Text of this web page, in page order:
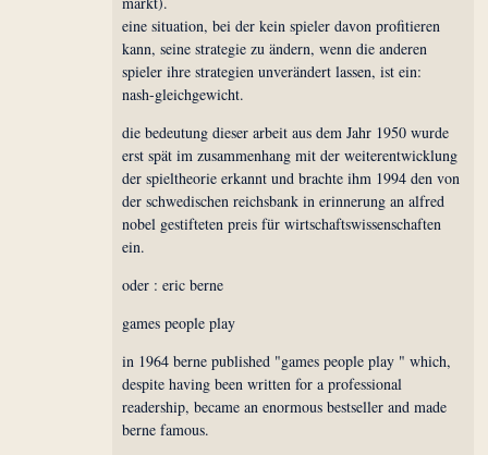
eine situation, bei der kein spieler davon profitieren
kann, seine strategie zu ändern, wenn die anderen
spieler ihre strategien unverändert lassen, ist ein:
nash-gleichgewicht.
die bedeutung dieser arbeit aus dem Jahr 1950 wurde
erst spät im zusammenhang mit der weiterentwicklung
der spieltheorie erkannt und brachte ihm 1994 den von
der schwedischen reichsbank in erinnerung an alfred
nobel gestifteten preis für wirtschaftswissenschaften
ein.
oder : eric berne
games people play
in 1964 berne published "games people play " which,
despite having been written for a professional
readership, became an enormous bestseller and made
berne famous.